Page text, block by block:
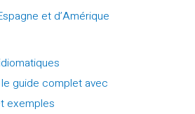
et d’Amérique
guide complet avec
exemples